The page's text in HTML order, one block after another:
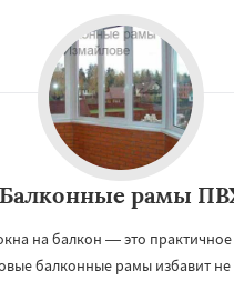
Балконные рамы
на балкон — это
балконные рамы избавит не